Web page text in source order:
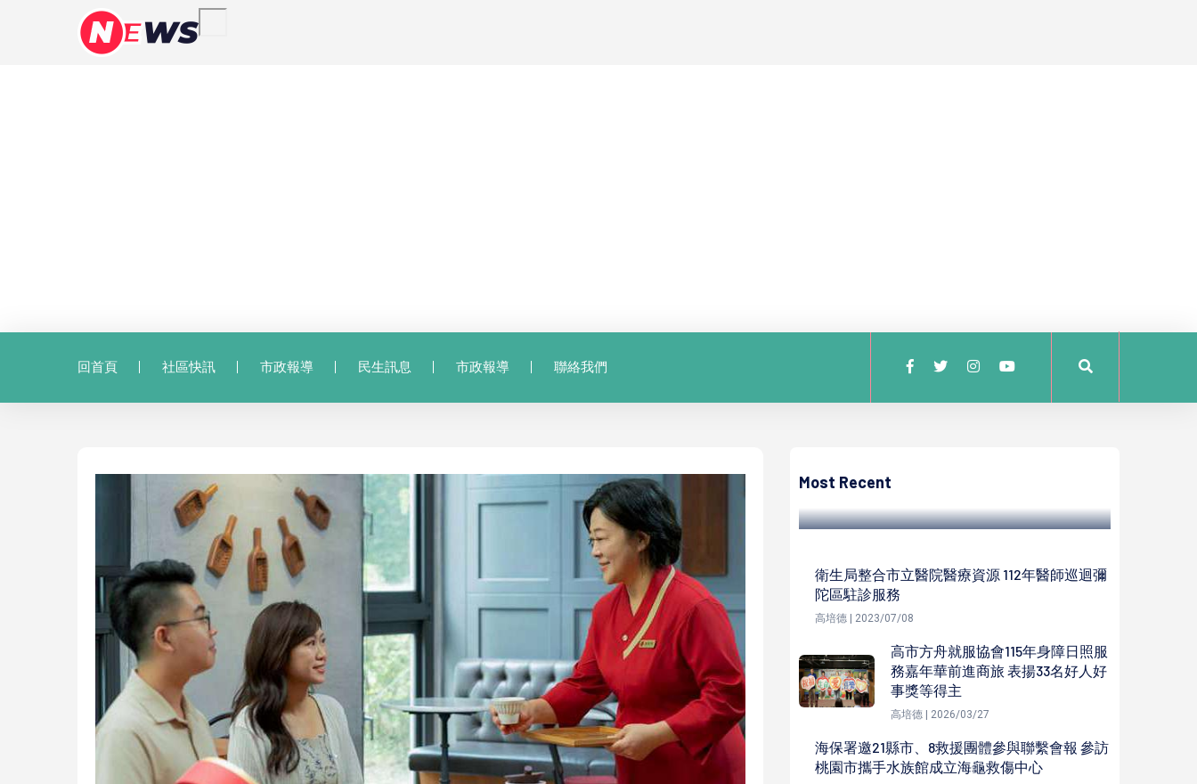
回首頁 社區快訊 市政報導 民生訊息 市政報導 聯絡我們
Most Recent
科醫傳授4撇步提升好感度
衛生局整合市立醫院醫療資源 112年醫師巡迴彌
陀區駐診服務
高培德 | 2023/07/08
高市方舟就服協會115年身障日照服
務嘉年華前進商旅 表揚33名好人好
事獎等得主
高培德 | 2026/03/27
海保署邀21縣市、8救援團體參與聯繫會報 參訪
桃園市攜手水族館成立海龜救傷中心